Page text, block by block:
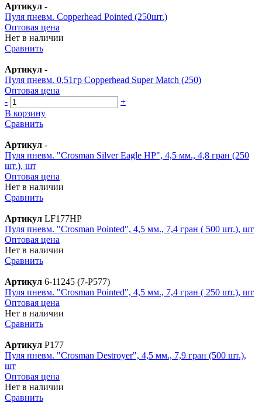
Артикул -
Пуля пневм. Copperhead Pointed (250шт.)
Оптовая цена
Нет в наличии
Сравнить
Артикул -
Пуля пневм. 0,51гр Copperhead Super Match (250)
Оптовая цена
-
+
В корзину
Сравнить
Артикул -
Пуля пневм. "Crosman Silver Eagle HP", 4,5 мм., 4,8 гран (250
шт.), шт
Оптовая цена
Нет в наличии
Сравнить
Артикул LF177HP
Пуля пневм. "Crosman Pointed", 4,5 мм., 7,4 гран ( 500 шт.), шт
Оптовая цена
Нет в наличии
Сравнить
Артикул 6-11245 (7-P577)
Пуля пневм. "Crosman Pointed", 4,5 мм., 7,4 гран ( 250 шт.), шт
Оптовая цена
Нет в наличии
Сравнить
Артикул P177
Пуля пневм. "Crosman Destroyer", 4,5 мм., 7,9 гран (500 шт.),
шт
Оптовая цена
Нет в наличии
Сравнить